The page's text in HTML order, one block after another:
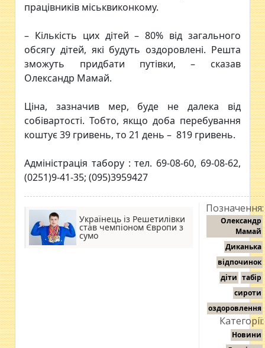
працівників міськвиконкому.
– Кількість цих дітей – 80% від загального
обсягу дітей, які будуть оздоровлені. Решта
зможуть придбати путівки, – сказав
Олександр Мамай.
Ціна, зазначив мер, буде не далека від
собівартості. Тобто, якщо доба перебування
коштує 39 гривень, то 21 день – 819 гривень.
Адміністрація табору : тел. 69-08-60, 69-08-62,
(0251)9-41-35; (095)3959427
Українець із Решетилівки
став чемпіоном Європи з
сумо
Позначення:
Олександр
Мамай
Диканька
відпочинок
діти табір
сироти
оздоровлення
Категорії:
Новини